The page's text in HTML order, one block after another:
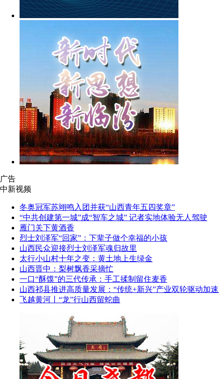
广告
中新视频
冬奥冠军苏翊鸣入团并获“山西青年五四奖章”
“中共创建第一城”成“智车之城” 记者实地体验无人驾驶
雁门关下黄酒香
烈士刘泽军“回家”：下辈子做个幸福的小孩
山西民众迎接烈士刘泽军魂归故里
太行小山村十年之变：黄土地上生绿金
山西晋中：梨树飘香采摘忙
一口“酥馍”的三代传承：手工揉制留住麦香
山西祁县推进高质量发展：“传统+新兴”产业双轮驱动加
飞越黄河丨“龙”行山西留蛇曲